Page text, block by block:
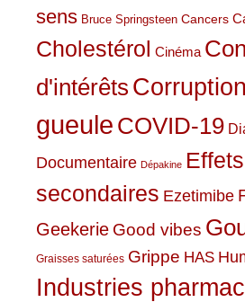
sens Bruce Springsteen Cancers
Cholestérol Cinéma
d'intérêts Corruption
gueule COVID-19
Documentaire Dépakine Effets
secondaires Ezetimibe
Geekerie Good vibes
Graisses saturées Grippe HAS
Industries